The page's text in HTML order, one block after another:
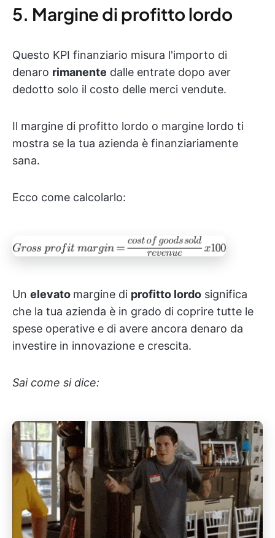
5. Margine di profitto lordo
Questo KPI finanziario misura l'importo di
denaro rimanente dalle entrate dopo aver
dedotto solo il costo delle merci vendute.
Il margine di profitto lordo o margine lordo ti
mostra se la tua azienda è finanziariamente
sana.
Ecco come calcolarlo:
Un elevato margine di profitto lordo significa
che la tua azienda è in grado di coprire tutte le
spese operative e di avere ancora denaro da
investire in innovazione e crescita.
Sai come si dice: